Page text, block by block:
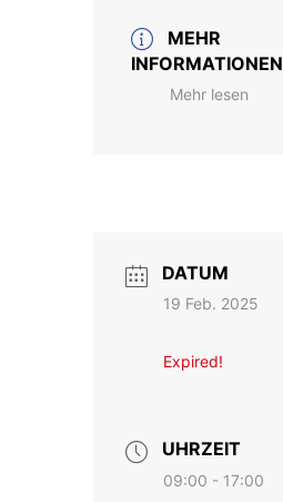
MEHR
INFORMATIONEN
Mehr lesen
DATUM
19 Feb. 2025
Expired!
UHRZEIT
09:00 - 17:00